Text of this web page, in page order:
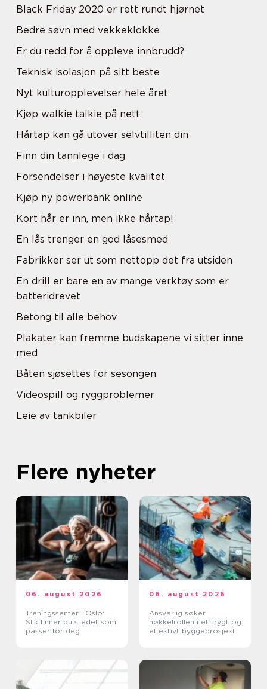
Black Friday 2020 er rett rundt hjørnet
Bedre søvn med vekkeklokke
Er du redd for å oppleve innbrudd?
Teknisk isolasjon på sitt beste
Nyt kulturopplevelser hele året
Kjøp walkie talkie på nett
Hårtap kan gå utover selvtilliten din
Finn din tannlege i dag
Forsendelser i høyeste kvalitet
Kjøp ny powerbank online
Kort hår er inn, men ikke hårtap!
En lås trenger en god låsesmed
Fabrikker ser ut som nettopp det fra utsiden
En drill er bare en av mange verktøy som er
batteridrevet
Betong til alle behov
Plakater kan fremme budskapene vi sitter inne
med
Båten sjøsettes for sesongen
Videospill og ryggproblemer
Leie av tankbiler
Flere nyheter
06. august 2026
Treningssenter i Oslo:
Slik finner du stedet som
passer for deg
06. august 2026
Ansvarlig søker
nøkkelrollen i et trygt og
effektivt byggeprosjekt